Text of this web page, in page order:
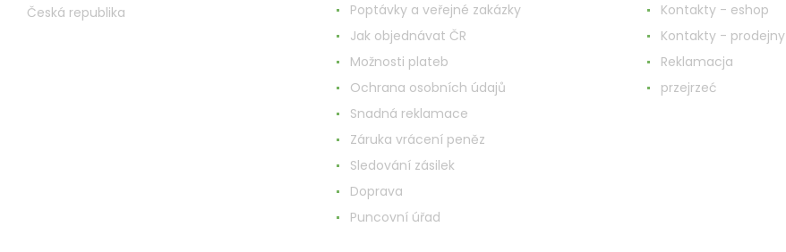
Česká republika
Poptávky a veřejné zakázky
Jak objednávat ČR
Možnosti plateb
Ochrana osobních údajů
Snadná reklamace
Záruka vrácení peněz
Sledování zásilek
Doprava
Puncovní úřad
Kontakty - eshop
Kontakty - prodejny
Reklamacja
przejrzeć